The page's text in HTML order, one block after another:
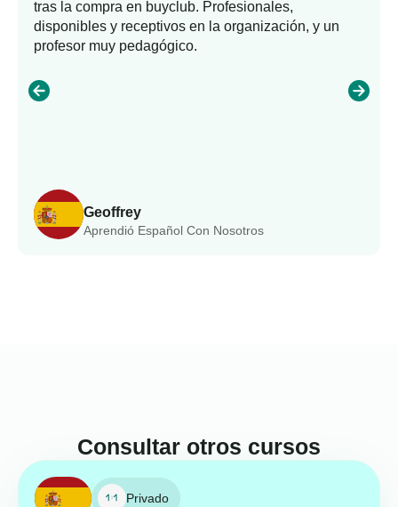
Geoffrey
Aprendió Español Con Nosotros
tras la compra en buyclub. Profesionales,
disponibles y receptivos en la organización, y un
profesor muy pedagógico.
Consultar otros cursos
Privado